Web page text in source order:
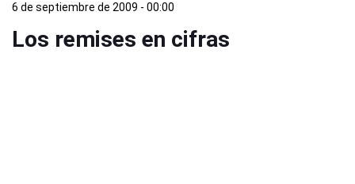
6 de septiembre de 2009 - 00:00
Los remises en cifras